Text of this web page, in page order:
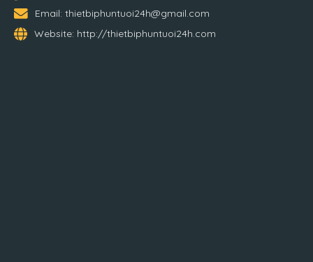
Email: thietbiphuntuoi24h@gmail.com
Website: http://thietbiphuntuoi24h.com